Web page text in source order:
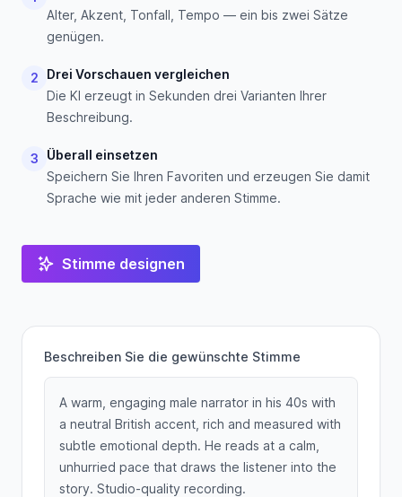
Alter, Akzent, Tonfall, Tempo — ein bis zwei Sätze
genügen.
2
Drei Vorschauen vergleichen
Die KI erzeugt in Sekunden drei Varianten Ihrer
Beschreibung.
3
Überall einsetzen
Speichern Sie Ihren Favoriten und erzeugen Sie damit
Sprache wie mit jeder anderen Stimme.
Stimme designen
Beschreiben Sie die gewünschte Stimme
A warm, engaging male narrator in his 40s with
a neutral British accent, rich and measured with
subtle emotional depth. He reads at a calm,
unhurried pace that draws the listener into the
story. Studio-quality recording.